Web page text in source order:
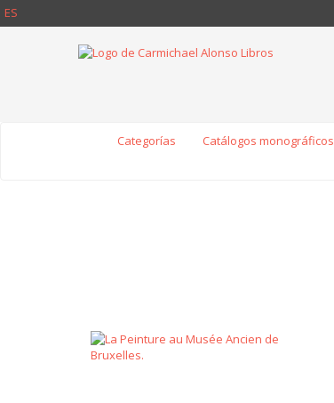
ES
Categorías Catálogos monográficos